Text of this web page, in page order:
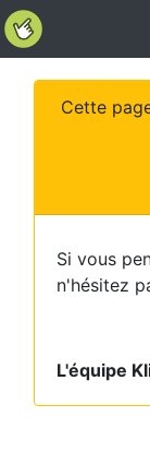
Cette
Si vous
n'hésitez
L'équipe